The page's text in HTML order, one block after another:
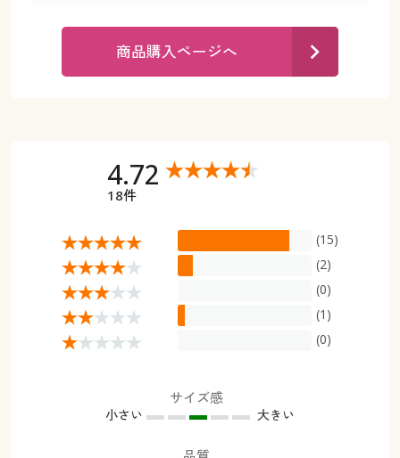
カタログ無料プレゼント
会員メニュー
サポート
ご利用ガイド
よくある質問とお問い合わせ
ご利用ガイド
よくある質問とお問い合わせ
商品購入ページへ
4.72
18件
(15)
(2)
(0)
(1)
(0)
サイズ感
小さい 大きい